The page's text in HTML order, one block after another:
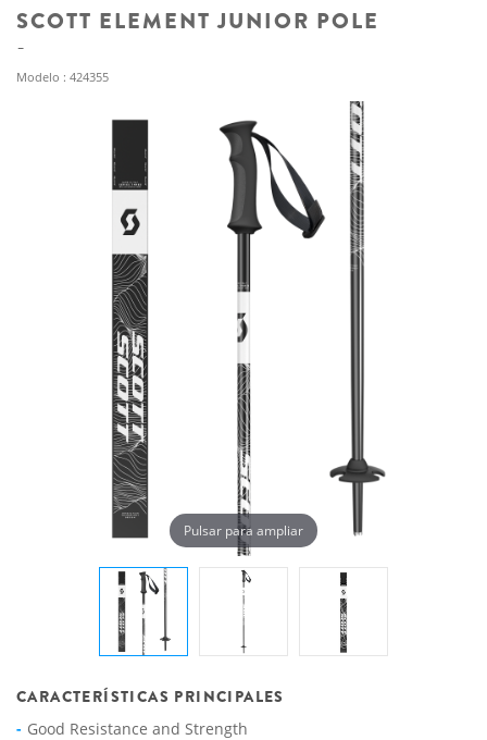
SCOTT ELEMENT JUNIOR POLE
Modelo : 424355
Pulsar para ampliar
CARACTERÍSTICAS PRINCIPALES
Good Resistance and Strength